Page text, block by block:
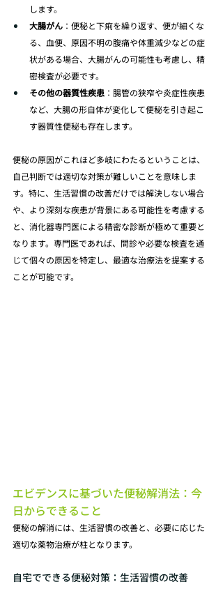
します。
大腸がん ：便秘と下痢を繰り返す、便が細くな
る、血便、原因不明の腹痛や体重減少などの症
状がある場合、大腸がんの可能性も考慮し、精
密検査が必要です。
その他の器質性疾患 ：腸管の狭窄や炎症性疾患
など、大腸の形自体が変化して便秘を引き起こ
す器質性便秘も存在します。
便秘の原因がこれほど多岐にわたるということは、
自己判断では適切な対策が難しいことを意味しま
す。特に、生活習慣の改善だけでは解決しない場合
や、より深刻な疾患が背景にある可能性を考慮する
と、消化器専門医による精密な診断が極めて重要と
なります。専門医であれば、問診や必要な検査を通
じて個々の原因を特定し、最適な治療法を提案する
ことが可能です。
エビデンスに基づいた便秘解消法：今
日からできること
便秘の解消には、生活習慣の改善と、必要に応じた
適切な薬物治療が柱となります。
自宅でできる便秘対策：生活習慣の改善